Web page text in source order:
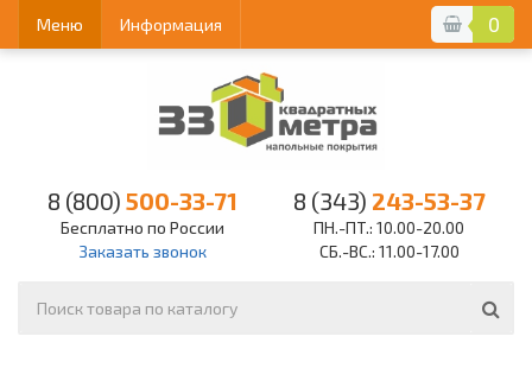
0
Меню Информация
8 (800) 500-33-71
Бесплатно по России
Заказать звонок
8 (343) 243-53-37
ПН.-ПТ.: 10.00-20.00
СБ.-ВС.: 11.00-17.00